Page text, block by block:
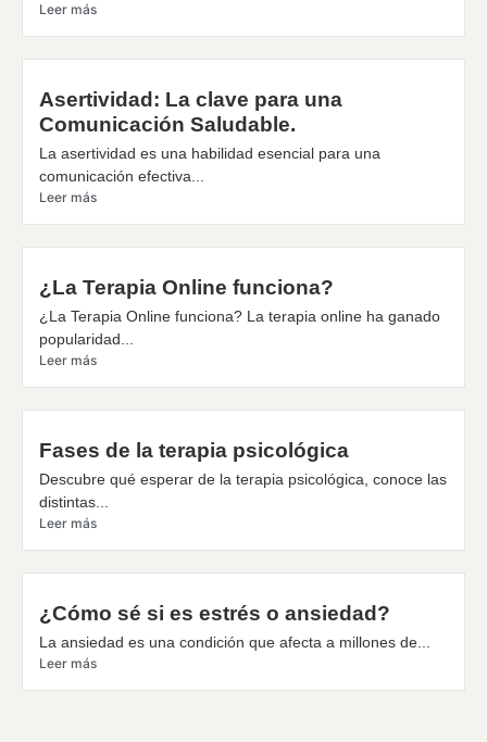
Leer más
Asertividad: La clave para una
Comunicación Saludable.
La asertividad es una habilidad esencial para una
comunicación efectiva...
Leer más
¿La Terapia Online funciona?
¿La Terapia Online funciona? La terapia online ha ganado
popularidad...
Leer más
Fases de la terapia psicológica
Descubre qué esperar de la terapia psicológica, conoce las
distintas...
Leer más
¿Cómo sé si es estrés o ansiedad?
La ansiedad es una condición que afecta a millones de...
Leer más